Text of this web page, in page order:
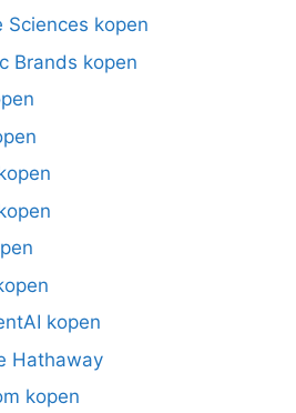
Sciences kopen
Brands kopen
kopen
Hathaway
kopen